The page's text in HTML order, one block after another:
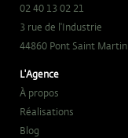
02 40 13 02 21
3 rue de l'Industrie
44860 Pont Saint Martin
L'Agence
À propos
Réalisations
Blog